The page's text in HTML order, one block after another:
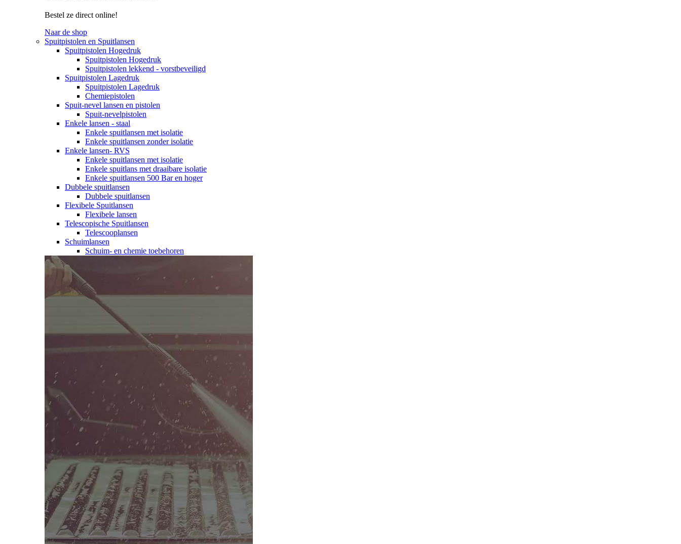
Bestel ze direct online!
Naar de shop
Spuitpistolen en Spuitlansen
Spuitpistolen Hogedruk
Spuitpistolen Hogedruk
Spuitpistolen lekkend - vorstbeveiligd
Spuitpistolen Lagedruk
Spuitpistolen Lagedruk
Chemiepistolen
Spuit-nevel lansen en pistolen
Spuit-nevelpistolen
Enkele lansen - staal
Enkele spuitlansen met isolatie
Enkele spuitlansen zonder isolatie
Enkele lansen- RVS
Enkele spuitlansen met isolatie
Enkele spuitlans met draaibare isolatie
Enkele spuitlansen 500 Bar en hoger
Dubbele spuitlansen
Dubbele spuitlansen
Flexibele Spuitlansen
Flexibele lansen
Telescopische Spuitlansen
Telescooplansen
Schuimlansen
Schuim- en chemie toebehoren